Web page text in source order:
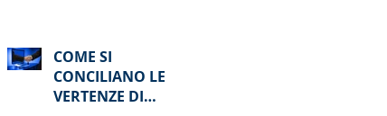
COME SI
CONCILIANO LE
VERTENZE DI